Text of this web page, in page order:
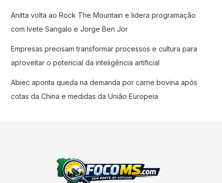
Anitta volta ao Rock The Mountain e lidera programação
com Ivete Sangalo e Jorge Ben Jor
Empresas precisam transformar processos e cultura para
aproveitar o potencial da inteligência artificial
Abiec aponta queda na demanda por carne bovina após
cotas da China e medidas da União Europeia